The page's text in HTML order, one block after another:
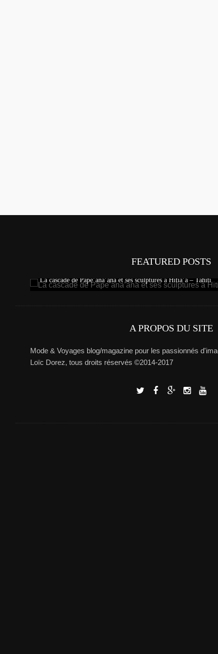
FEATURED POSTS
La cascade de Pape’ana’ana et ses sculptures à Hitia’a – Tahiti
A PROPOS DU SITE
Mode & Voyages blog/magazine pour les passionnés
Loïc Dorez, tous droits réservés ©2014-2017